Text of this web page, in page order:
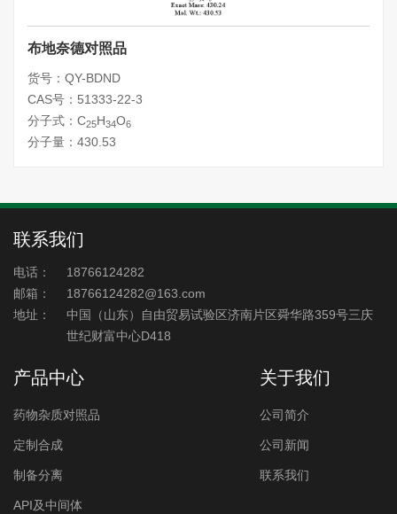
布地奈德对照品
货号：QY-BDND
CAS号：51333-22-3
分子式：C25H34O6
分子量：430.53
联系我们
电话：
18766124282
邮箱：
18766124282@163.com
地址：
中国（山东）自由贸易试验区济南片区舜华路359号三庆
世纪财富中心D418
产品中心
药物杂质对照品
定制合成
制备分离
API及中间体
关于我们
公司简介
公司新闻
联系我们